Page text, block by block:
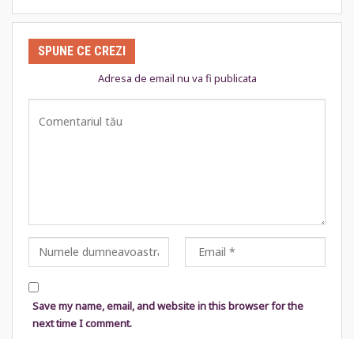
SPUNE CE CREZI
Adresa de email nu va fi publicata
Save my name, email, and website in this browser for the
next time I comment.